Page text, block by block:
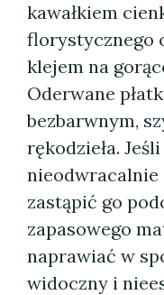
kawałkiem
florystycznego
klejem na
Oderwane
bezbarwnym,
rękodzieła.
nieodwracalnie
zastąpić go
zapasowego
naprawiać w
widoczny i